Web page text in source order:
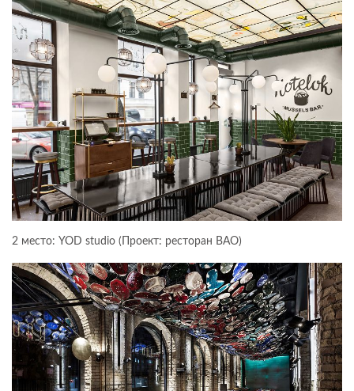
2 место: YOD studio (Проект: ресторан BAO)